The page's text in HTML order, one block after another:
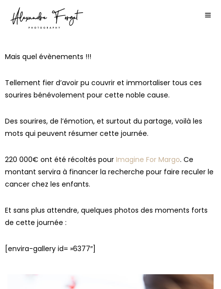
Mais quel évènements !!!
Tellement fier d’avoir pu couvrir et immortaliser tous ces
sourires bénévolement pour cette noble cause.
Des sourires, de l’émotion, et surtout du partage, voilà les
mots qui peuvent résumer cette journée.
220 000€ ont été récoltés pour Imagine For Margo. Ce
montant servira à financer la recherche pour faire reculer le
cancer chez les enfants.
Et sans plus attendre, quelques photos des moments forts
de cette journée :
[envira-gallery id= »6377″]